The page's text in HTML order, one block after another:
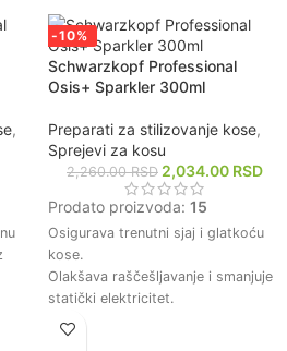
ne
raščešljavanje.
Smanjuje lomljenje i poboljšava
elastičnost kose.
,
-10%
Schwarzkopf Professional
Osis+ Sparkler 300ml
Preparati za stilizovanje kose,
Sprejevi za kosu
2,260.00RSD 2,034.00 RSD
Prodato proizvoda: 15
Osigurava trenutni sjaj i glatkoću
kose.
Olakšava raščešljavanje i smanjuje
statički elektricitet.
Lagani sprej koji ne otežava kosu i
ne ostavlja tragove.